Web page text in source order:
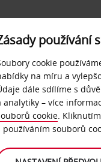
NAŠE SLUŽBYpoužívání
cookie
na míru a
dále sdílíme s
analytiky – více
cookie.
používáním souborů